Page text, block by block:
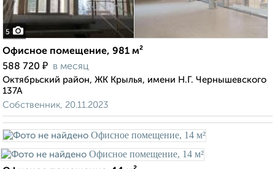
5
Офисное помещение, 981 м²
588 720 ₽ в месяц
Октябрьский район, ЖК Крылья, имени Н.Г. Чернышевского
137А
Собственник, 20.11.2023